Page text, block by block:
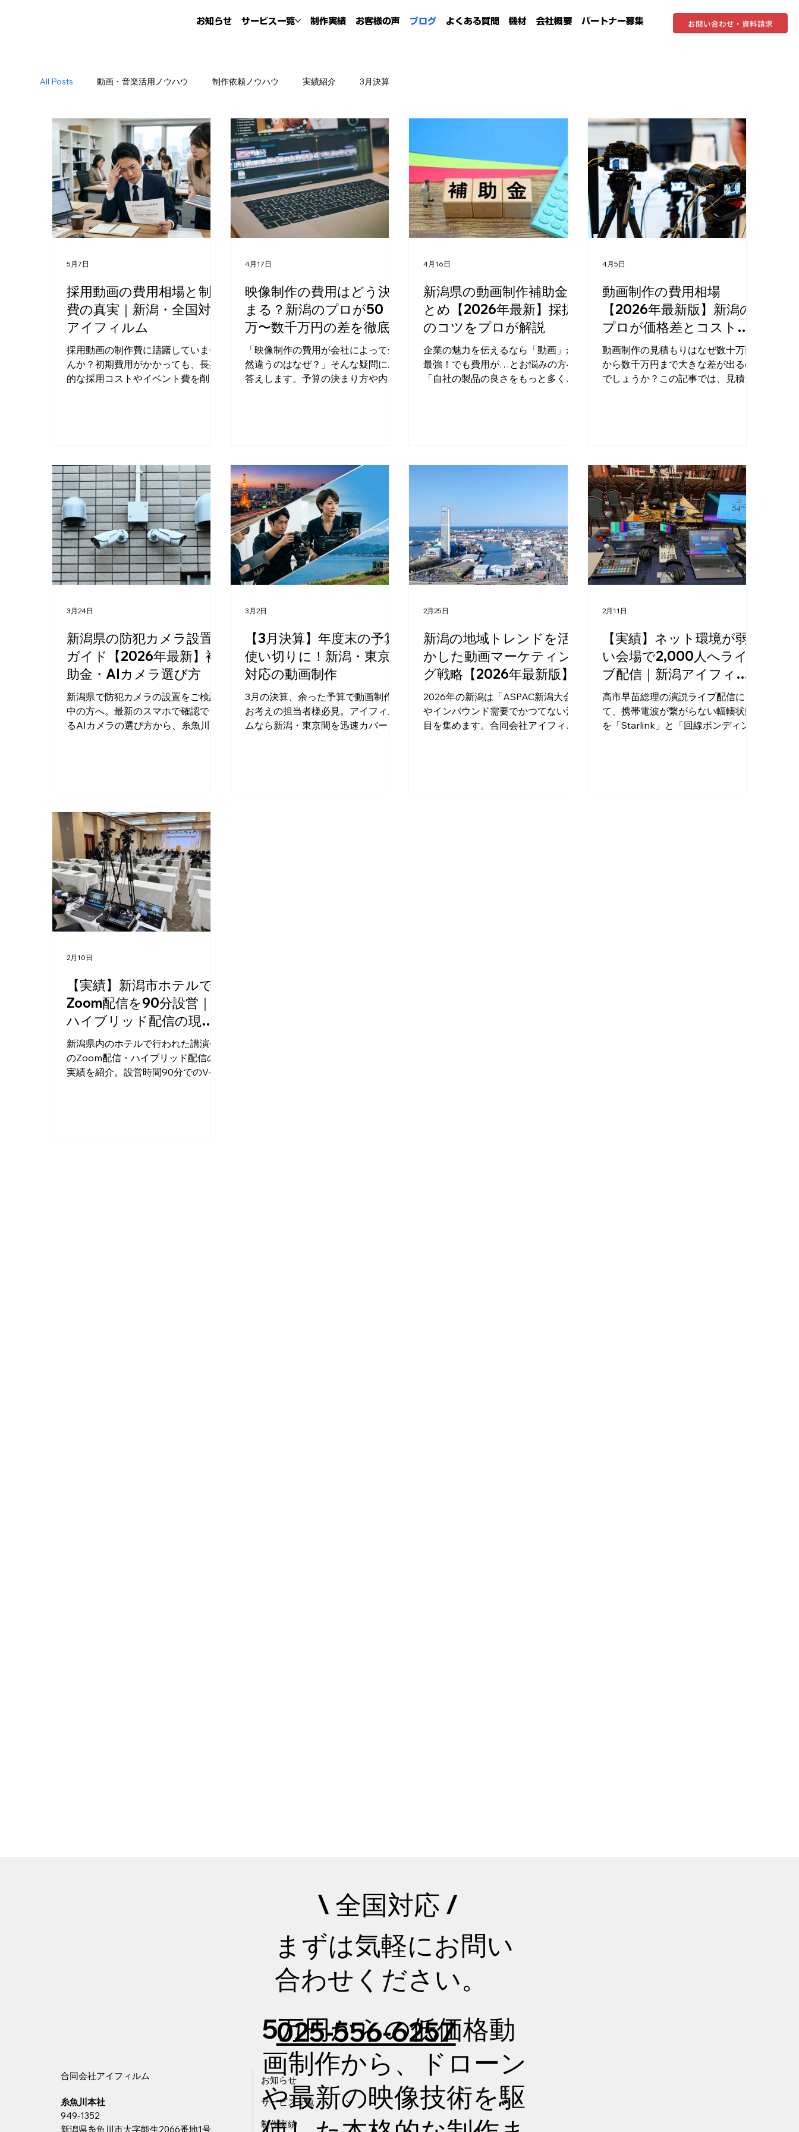
お知らせ サービス一覧 制作実績 お客様の声 ブログ よくある質問 機材 会社概要 パートナー募集 お問い合わせ・資料請求
All Posts 動画・音楽活用ノウハウ 制作依頼ノウハウ 実績紹介 3月決算
採用動画の費用相場と制作
費の真実｜新潟・全国対応
アイフィルム
採用動画の制作費に躊躇していませ
んか？初期費用がかかっても、長期
的な採用コストやイベント費を削減
5月7日
映像制作の費用はどう決
まる？新潟のプロが50
万〜数千万円の差を徹底解
説
「映像制作の費用が会社によって全
然違うのはなぜ？」そんな疑問にお
答えします。予算の決まり方や内
4月17日
新潟県の動画制作補助金ま
とめ【2026年最新】採択
のコツをプロが解説
企業の魅力を伝えるなら「動画」が
最強！でも費用が…とお悩みの方へ
「自社の製品の良さをもっと多くの
り、企業の魅力を伝える手段として
な技術や、サービスの温かい雰囲気
などを、たった数十秒で直感的に伝
えることができます。 でも、「ちゃ
んとした動画を作りたいけれど、撮
影や編集の費用が高くて手が出な
い…」というのが本音ですよね。 そ
されている皆様に向けて、**2026年
助金」**をわかりやすくまとめまし
た。国がやっているものから、新潟
市や燕市などの地域限定のものま
で、お得な情報が満載です！ 1. 全国
どこでも使いやすい！国の補助金 ま
ずは、業種や地域を問わず、広く申
請しやすい国の補助金をご紹介しま
4月16日
動画制作の費用相場
【2026年最新版】新潟の
プロが価格差とコストを
解説
動画制作の見積もりはなぜ数十万円
から数千万円まで大きな差が出るの
でしょうか？この記事では、見積も
介！
4月5日
新潟県の防犯カメラ設置
ガイド【2026年最新】補
助金・AIカメラ選び方
新潟県で防犯カメラの設置をご検討
中の方へ。最新のスマホで確認でき
るAIカメラの選び方から、糸魚川市
3月24日
【3月決算】年度末の予算
使い切りに！新潟・東京
対応の動画制作
3月の決算、余った予算で動画制作を
お考えの担当者様必見。アイフィル
ムなら新潟・東京間を迅速カバー
3月2日
新潟の地域トレンドを活
かした動画マーケティン
グ戦略【2026年最新版】
2026年の新潟は「ASPAC新潟大会」
やインバウンド需要でかつてない注
目を集めます。合同会社アイフィル
2月25日
【実績】ネット環境が弱
い会場で2,000人へライ
ブ配信｜新潟アイフィル
ム
高市早苗総理の演説ライブ配信に
て、携帯電波が繋がらない輻輳状態
を「Starlink」と「回線ボンディング
2月11日
【実績】新潟市ホテルで
Zoom配信を90分設営｜
ハイブリッド配信の現場
レポート
新潟県内のホテルで行われた講演会
のZoom配信・ハイブリッド配信の
実績を紹介。設営時間90分でのV-
2月10日
合同会社アイフィルム
​糸魚川本社
949-1352
新潟県糸魚川市大字能生2066番地1号
\ 全国対応 /
まずは気軽にお問い
合わせください。
5万円からの低価格動
画制作から、ドローン
や最新の映像技術を駆
お知らせ
サービス一覧
制作実績
025-556-6257